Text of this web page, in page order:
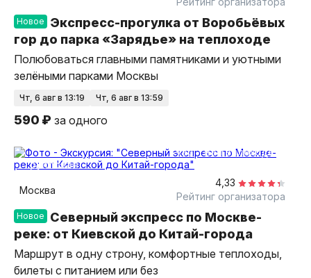
Новое
Экспресс-прогулка от Воробьёвых
гор до парка «Зарядье» на теплоходе
Полюбоваться главными памятниками и уютными
зелёными парками Москвы
чт, 6 авг в 13:19 чт, 6 авг в 13:59
590 ₽ за одного
1 час
на теплоходе
групповая
Москва
4,33
Рейтинг организатора
Новое
Северный экспресс по Москве-
реке: от Киевской до Китай-города
Маршрут в одну строну, комфортные теплоходы,
билеты с питанием или без